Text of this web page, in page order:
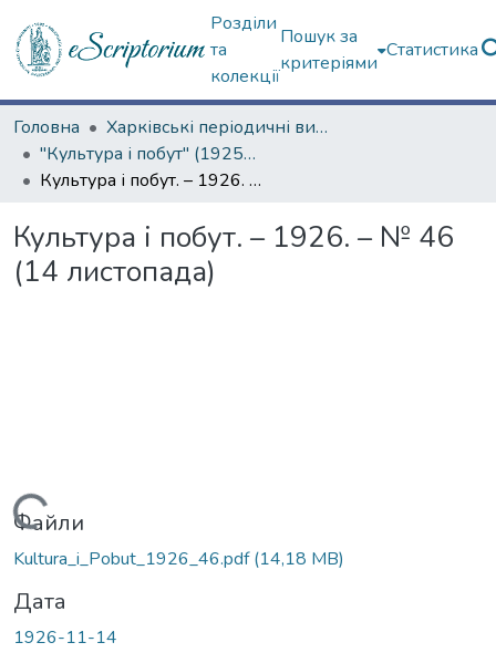
Розділи
та
колекції
Пошук за
критеріями
Статистика
Головна
Харківські періодичні видання
"Культура і побут" (1925–1928 рр.)
Культура і побут. – 1926. – № 46 (14 листопада)
Культура і побут. – 1926. – № 46
(14 листопада)
Вантажиться...
Файли
Kultura_i_Pobut_1926_46.pdf(14,18 MB)
Дата
1926-11-14